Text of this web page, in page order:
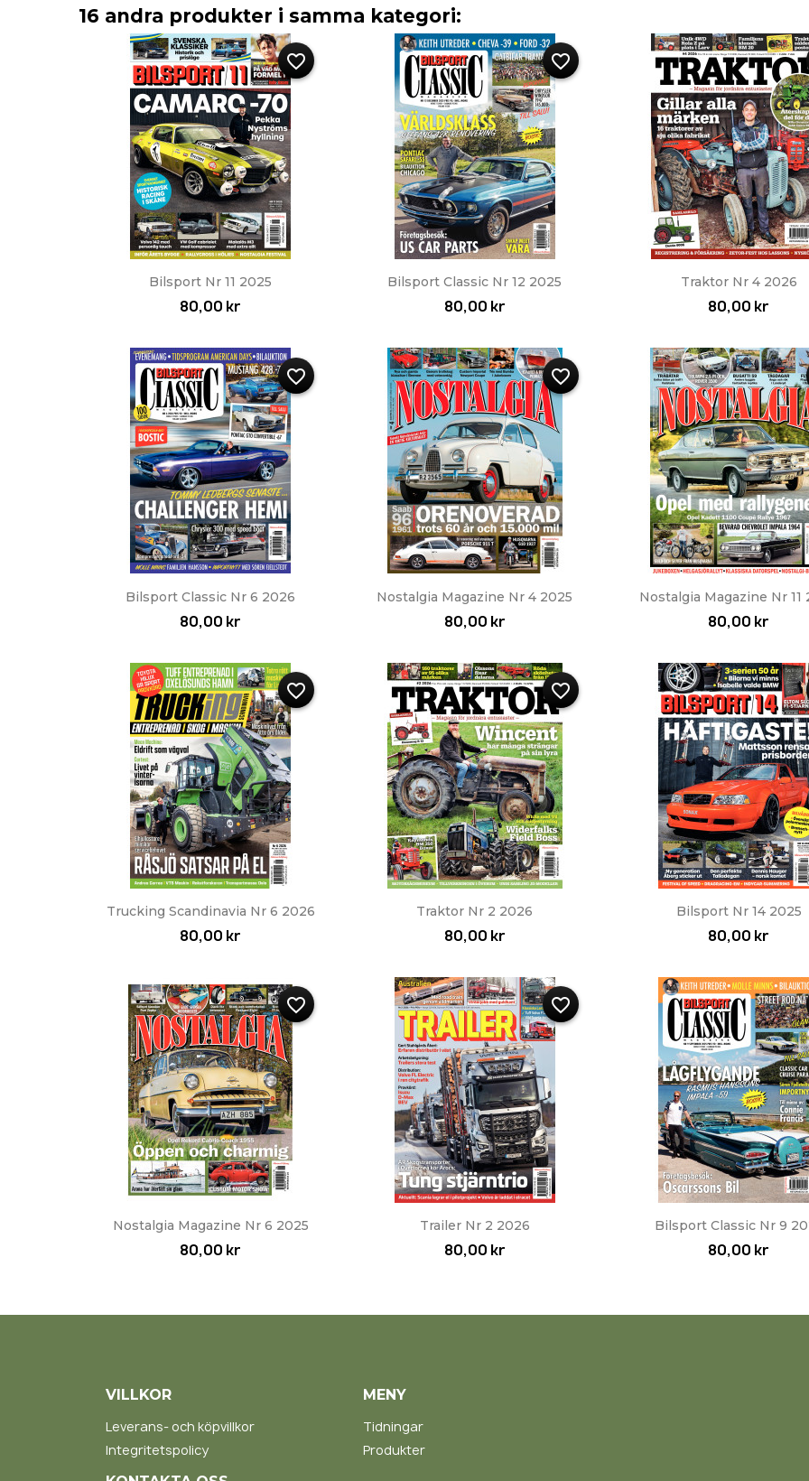
16 andra produkter i samma kategori:
Snabbvy
Bilsport Nr 11 2025
80,00 kr
favorite_border
Snabbvy
Bilsport Classic Nr 12 2025
80,00 kr
favorite_border
Snabbvy
Traktor Nr 4 2026
80,00 kr
Snabbvy
Bilsport Classic Nr 6 2026
80,00 kr
favorite_border
Snabbvy
Nostalgia Magazine Nr 4 2025
80,00 kr
favorite_border
Snabbvy
Nostalgia Magazine Nr 11
80,00 kr
Snabbvy
Trucking Scandinavia Nr 6 2026
80,00 kr
favorite_border
Snabbvy
Traktor Nr 2 2026
80,00 kr
favorite_border
Snabbvy
Bilsport Nr 14 2025
80,00 kr
Snabbvy
Nostalgia Magazine Nr 6 2025
80,00 kr
favorite_border
Snabbvy
Trailer Nr 2 2026
80,00 kr
favorite_border
Snabbvy
Bilsport Classic Nr 9
80,00 kr
VILLKOR
Leverans- och köpvillkor
Integritetspolicy
MENY
Tidningar
Produkter